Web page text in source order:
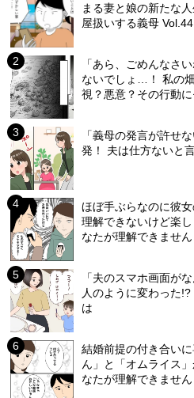
まる妻と娘の新たな
屋扱いする義母 Vol.44
「あら、ごめんなさ
ないでしょ…！ 私の
視？悪意？その行動
「義母の発言が許せ
発！ 夫は仕方ないと
ほぼ手ぶらなのに彼
理解できないけど楽
なたが理解できません
「夫のスマホ画面が
人のように変わった
は
結婚前提の付き合い
ん」と「オムライス
なたが理解できません